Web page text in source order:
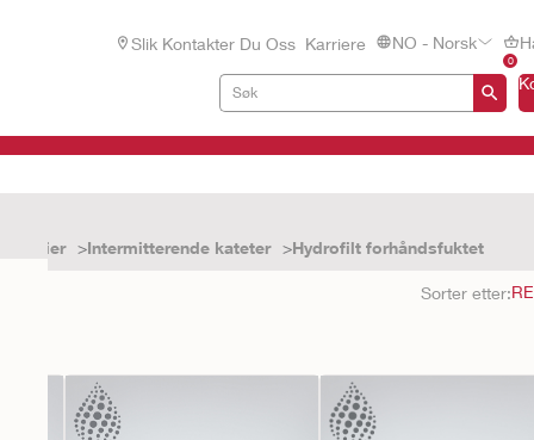
Slik Kontakter Du Oss Karriere NO - Norsk
0
Intermitterende kateter Hydrofilt forhåndsfuktet
Sorter etter: